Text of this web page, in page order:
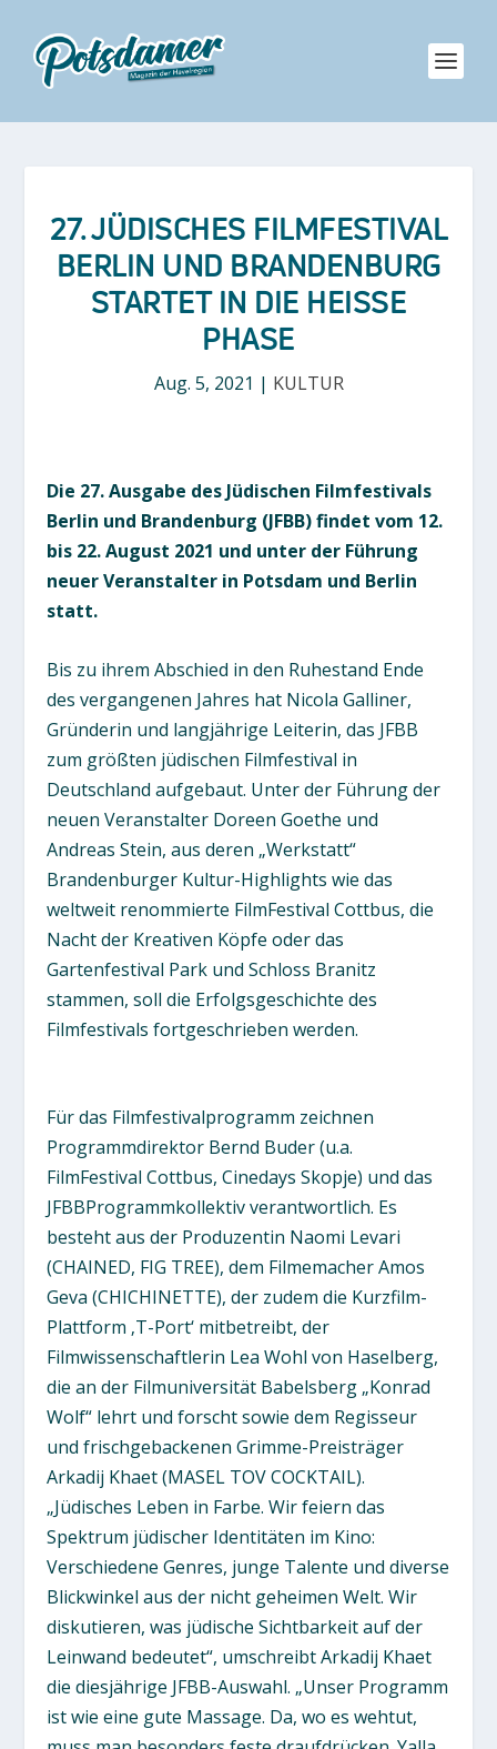
27. JÜDISCHES FILMFESTIVAL
BERLIN UND BRANDENBURG
STARTET IN DIE HEISSE P
HASE
Aug. 5, 2021 | KULTUR
Die 27. Ausgabe des Jüdischen Filmfestivals
Berlin und Brandenburg (JFBB) findet vom 12.
bis 22. August 2021 und unter der Führung
neuer Veranstalter in Potsdam und Berlin
statt.
Bis zu ihrem Abschied in den Ruhestand Ende
des vergangenen Jahres hat Nicola Galliner,
Gründerin und langjährige Leiterin, das JFBB
zum größten jüdischen Filmfestival in
Deutschland aufgebaut. Unter der Führung der
neuen Veranstalter Doreen Goethe und
Andreas Stein, aus deren „Werkstatt“
Brandenburger Kultur-Highlights wie das
weltweit renommierte FilmFestival Cottbus, die
Nacht der Kreativen Köpfe oder das
Gartenfestival Park und Schloss Branitz
stammen, soll die Erfolgsgeschichte des
Filmfestivals fortgeschrieben werden.
Für das Filmfestivalprogramm zeichnen
Programmdirektor Bernd Buder (u.a.
FilmFestival Cottbus, Cinedays Skopje) und das
JFBBProgrammkollektiv verantwortlich. Es
besteht aus der Produzentin Naomi Levari
(CHAINED, FIG TREE), dem Filmemacher Amos
Geva (CHICHINETTE), der zudem die Kurzfilm-
Plattform ‚T-Port‘ mitbetreibt, der
Filmwissenschaftlerin Lea Wohl von Haselberg,
die an der Filmuniversität Babelsberg „Konrad
Wolf“ lehrt und forscht sowie dem Regisseur
und frischgebackenen Grimme-Preisträger
Arkadij Khaet (MASEL TOV COCKTAIL).
„Jüdisches Leben in Farbe. Wir feiern das
Spektrum jüdischer Identitäten im Kino:
Verschiedene Genres, junge Talente und diverse
Blickwinkel aus der nicht geheimen Welt. Wir
diskutieren, was jüdische Sichtbarkeit auf der
Leinwand bedeutet“, umschreibt Arkadij Khaet
die diesjährige JFBB-Auswahl. „Unser Programm
ist wie eine gute Massage. Da, wo es wehtut,